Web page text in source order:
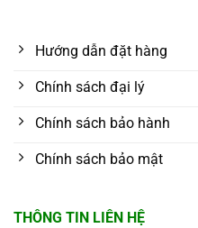
Hướng dẫn đặt hàng
Chính sách đại lý
Chính sách bảo hành
Chính sách bảo mật
THÔNG TIN LIÊN HỆ